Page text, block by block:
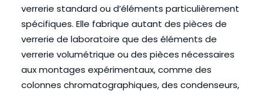
verrerie standard ou d’éléments particulièrement
spécifiques. Elle fabrique autant des pièces de
verrerie de laboratoire que des éléments de
verrerie volumétrique ou des pièces nécessaires
aux montages expérimentaux, comme des
colonnes chromatographiques, des condenseurs,